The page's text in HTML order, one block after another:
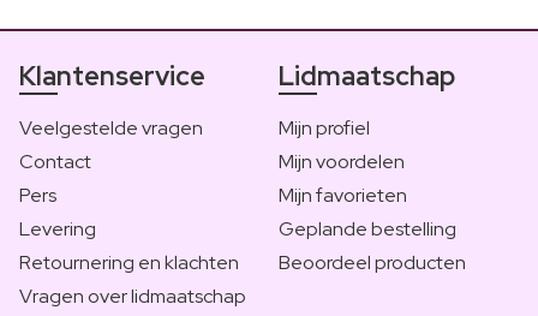
Klantenservice
Veelgestelde vragen
Contact
Pers
Levering
Retournering en klachten
Vragen over lidmaatschap
Lidmaatschap
Mijn profiel
Mijn voordelen
Mijn favorieten
Geplande bestelling
Beoordeel producten